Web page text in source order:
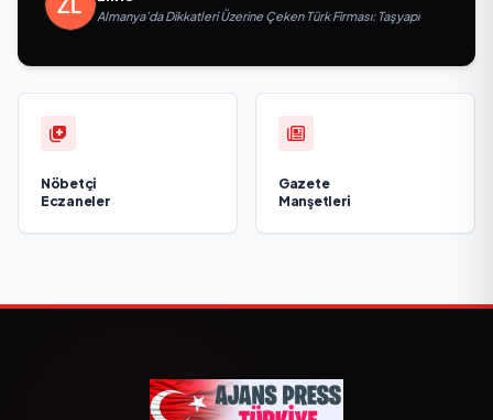
Almanya’da Dikkatleri Üzerine Çeken Türk Firması: Taşyapı
Nöbetçi
Eczaneler
Gazete
Manşetleri